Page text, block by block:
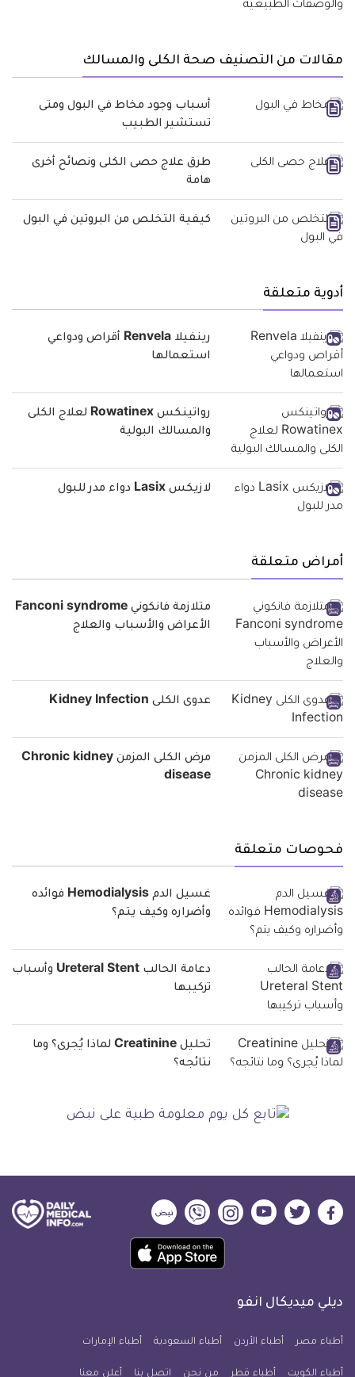
مقالات من التصنيف صحة الكلى والمسالك
أسباب وجود مخاط في البول ومتى
تستشير الطبيب
طرق علاج حصى الكلى ونصائح أخرى
هامة
كيفية التخلص من البروتين في البول
أدوية متعلقة
رينفيلا Renvela أقراص ودواعي
استعمالها
رواتينكس Rowatinex لعلاج الكلى
والمسالك البولية
لازيكس Lasix دواء مدر للبول
أمراض متعلقة
متلازمة فانكوني Fanconi syndrome
الأعراض والأسباب والعلاج
عدوى الكلى Kidney Infection
مرض الكلى المزمن Chronic kidney
disease
فحوصات متعلقة
غسيل الدم Hemodialysis فوائده
وأضراره وكيف يتم؟
دعامة الحالب Ureteral Stent وأسباب
تركيبها
تحليل Creatinine لماذا يُجرى؟ وما
نتائجه؟
ديلي
فيسبوك
ديلي
تويتر
ديلي
ميديكال
يوتيوب
ديلي
ميديكال
انفو
ديلي
ميديكال
انفو
ديلي
ميديكال
انفو
حمل
تطبيق
معلومة
ديلي ميديكال انفو
أطباء مصر أطباء الأردن أطباء السعودية أطباء الإمارات
أطباء الكويت أطباء قطر من نحن اتصل بنا أعلن معنا